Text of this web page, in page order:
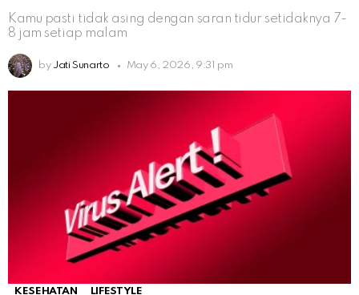
Kamu pasti tidak asing dengan saran tidur setidaknya 7-
8 jam setiap malam
by Jati Sunarto May 6, 2026, 9:31 pm
KESEHATAN LIFESTYLE